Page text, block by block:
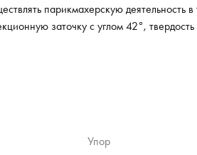
парикмахерскую деятельность
заточку с углом 42°,
Упор